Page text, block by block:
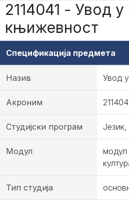
2114041 - Увод
књижевност
Спецификација предмета
Назив Увод
Акроним
Студијски програм
Модул
модул
Тип студија